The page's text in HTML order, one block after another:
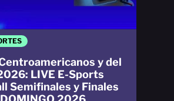
y del
LIVE E-Sports
Semifinales y Finales